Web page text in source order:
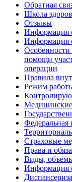
Обратная
Школа
Отзывы
Информация
Информация
Особенности
помощи
операции
Правила
Режим
Федеральная
Страховые
Права и
Виды,